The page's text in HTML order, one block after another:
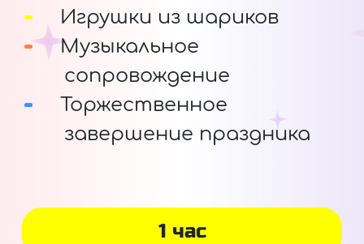
Игрушки из шариков
Музыкальное
сопровождение
Торжественное
завершение праздника
1 час